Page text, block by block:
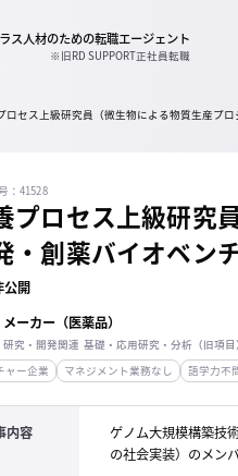
ス人材のための転職エージェント
※旧RD SUPPORT正社員転職
ロセス上級研究員（微生物による物質生産プ
プロセス上級研究
・創薬バイオベン
：41528
公開
メーカー（医薬品）
研究・開発関連 基礎・応用研究・分析（旧項目）
ャー企業
マネジメント業務なし 語学力不
内容
ゲノム大規模構築技
の社会実装）のメン